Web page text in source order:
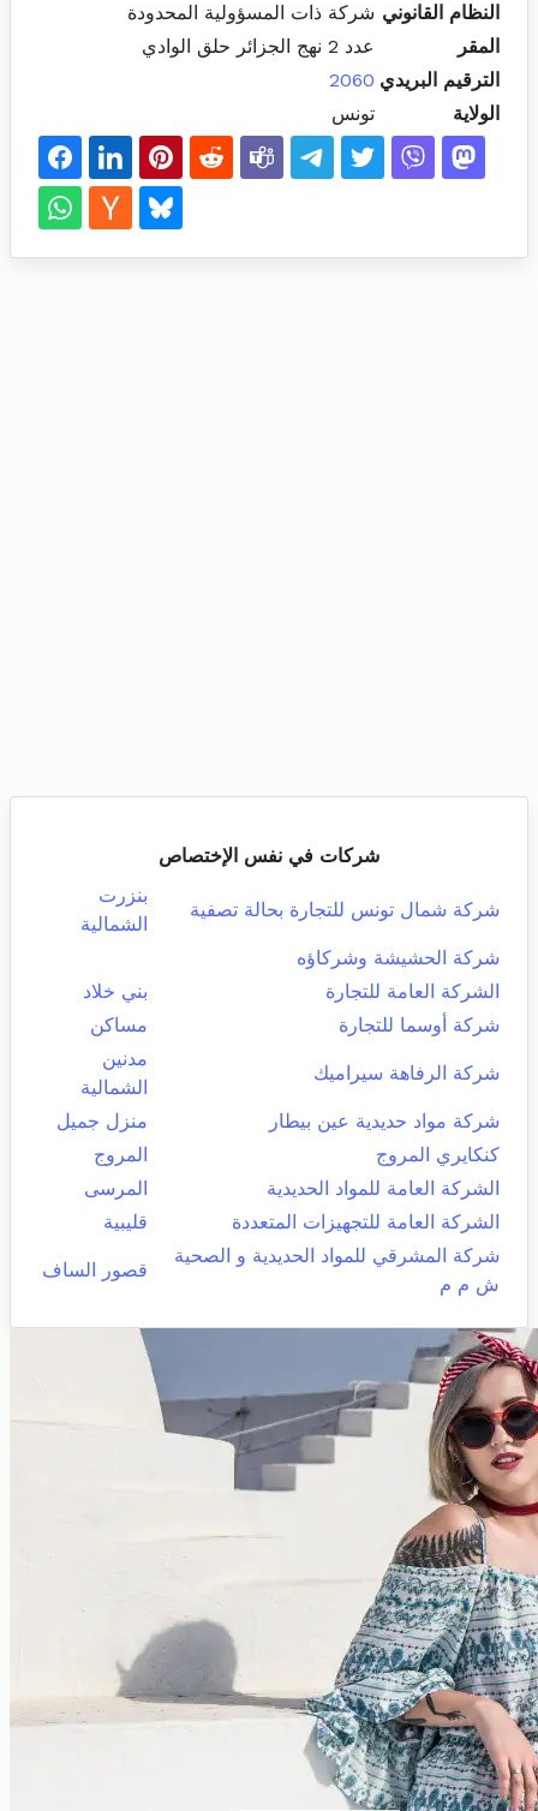
النظام القانوني شركة ذات المسؤولية المحدودة
المقر
عدد 2 نهج الجزائر حلق الوادي
الترقيم البريدي 2060
الولاية
تونس
شركات في نفس الإختصاص
شركة شمال تونس للتجارة بحالة تصفية
بنزرت
الشمالية
شركة الحشيشة وشركاؤه
الشركة العامة للتجارة
بني خلاد
شركة أوسما للتجارة
مساكن
شركة الرفاهة سيراميك
مدنين
الشمالية
شركة مواد حديدية عين بيطار
منزل جميل
كنكايري المروج
المروج
الشركة العامة للمواد الحديدية
المرسى
الشركة العامة للتجهيزات المتعددة
قليبية
شركة المشرقي للمواد الحديدية و الصحية
ش م م
قصور الساف